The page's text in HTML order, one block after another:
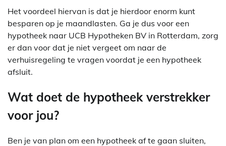
Het voordeel hiervan is dat je hierdoor enorm kunt
besparen op je maandlasten. Ga je dus voor een
hypotheek naar UCB Hypotheken BV in Rotterdam, zorg
er dan voor dat je niet vergeet om naar de
verhuisregeling te vragen voordat je een hypotheek
afsluit.
Wat doet de hypotheek verstrekker
voor jou?
Ben je van plan om een hypotheek af te gaan sluiten,